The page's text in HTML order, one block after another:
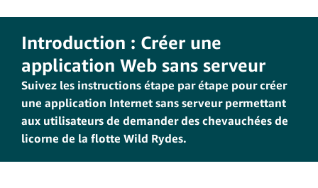
Introduction : Créer une
application Web sans serveur
Suivez les instructions étape par étape pour créer
une application Internet sans serveur permettant
aux utilisateurs de demander des chevauchées de
licorne de la flotte Wild Rydes.